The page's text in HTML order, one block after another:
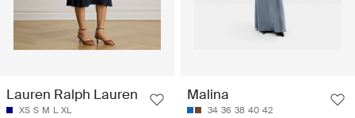
Lauren Ralph Lauren
XS S M L XL
Malina
34 36 38 40 42